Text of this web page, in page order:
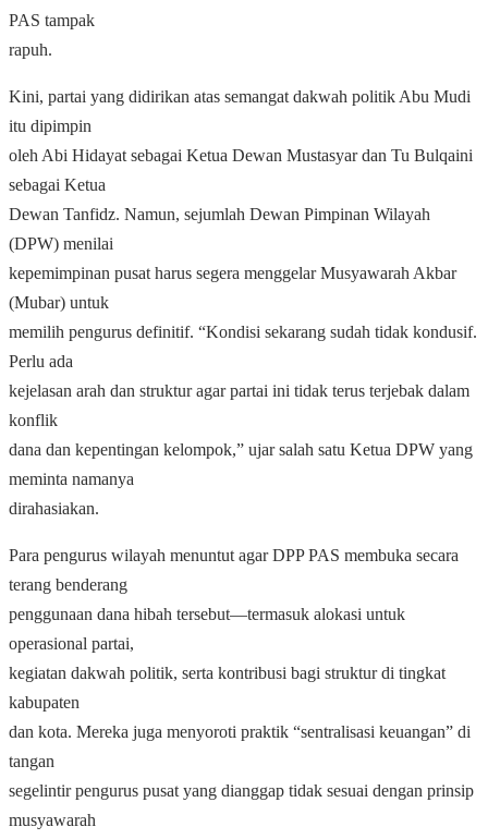
PAS tampak
rapuh.
Kini, partai yang didirikan atas semangat dakwah politik Abu Mudi
itu dipimpin
oleh Abi Hidayat sebagai Ketua Dewan Mustasyar dan Tu Bulqaini
sebagai Ketua
Dewan Tanfidz. Namun, sejumlah Dewan Pimpinan Wilayah
(DPW) menilai
kepemimpinan pusat harus segera menggelar Musyawarah Akbar
(Mubar) untuk
memilih pengurus definitif. “Kondisi sekarang sudah tidak kondusif.
Perlu ada
kejelasan arah dan struktur agar partai ini tidak terus terjebak dalam
konflik
dana dan kepentingan kelompok,” ujar salah satu Ketua DPW yang
meminta namanya
dirahasiakan.
Para pengurus wilayah menuntut agar DPP PAS membuka secara
terang benderang
penggunaan dana hibah tersebut—termasuk alokasi untuk
operasional partai,
kegiatan dakwah politik, serta kontribusi bagi struktur di tingkat
kabupaten
dan kota. Mereka juga menyoroti praktik “sentralisasi keuangan” di
tangan
segelintir pengurus pusat yang dianggap tidak sesuai dengan prinsip
musyawarah